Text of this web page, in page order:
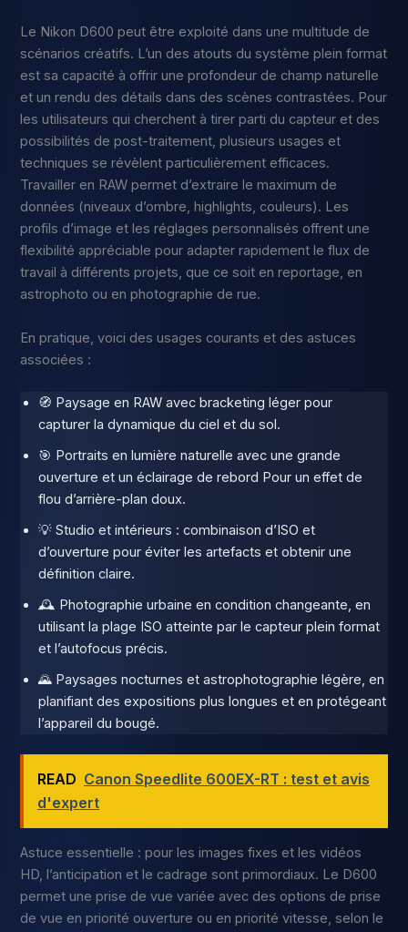
Le Nikon D600 peut être exploité dans une multitude de
scénarios créatifs. L’un des atouts du système plein format
est sa capacité à offrir une profondeur de champ naturelle
et un rendu des détails dans des scènes contrastées. Pour
les utilisateurs qui cherchent à tirer parti du capteur et des
possibilités de post-traitement, plusieurs usages et
techniques se révèlent particulièrement efficaces.
Travailler en RAW permet d’extraire le maximum de
données (niveaux d’ombre, highlights, couleurs). Les
profils d’image et les réglages personnalisés offrent une
flexibilité appréciable pour adapter rapidement le flux de
travail à différents projets, que ce soit en reportage, en
astrophoto ou en photographie de rue.
En pratique, voici des usages courants et des astuces
associées :
🧭 Paysage en RAW avec bracketing léger pour
capturer la dynamique du ciel et du sol.
🎯 Portraits en lumière naturelle avec une grande
ouverture et un éclairage de rebord Pour un effet de
flou d’arrière-plan doux.
💡 Studio et intérieurs : combinaison d’ISO et
d’ouverture pour éviter les artefacts et obtenir une
définition claire.
🕰️ Photographie urbaine en condition changeante, en
utilisant la plage ISO atteinte par le capteur plein format
et l’autofocus précis.
🌄 Paysages nocturnes et astrophotographie légère, en
planifiant des expositions plus longues et en protégeant
l’appareil du bougé.
READ Canon Speedlite 600EX-RT : test et avis
d'expert
Astuce essentielle : pour les images fixes et les vidéos
HD, l’anticipation et le cadrage sont primordiaux. Le D600
permet une prise de vue variée avec des options de prise
de vue en priorité ouverture ou en priorité vitesse, selon le